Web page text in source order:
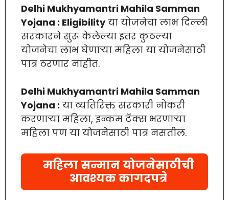
Delhi Mukhyamantri Mahila Samman
Yojana : Eligibilityया योजनेचा लाभ दिल्ली
सरकारने सुरू केलेल्या इतर कुठल्या
योजनेचा लाभ घेणाऱ्या महिला या योजनेसाठी
पात्र ठरणार नाहीत.
Delhi Mukhyamantri Mahila Samman
Yojana : या व्यतिरिक्त सरकारी नोकरी
करणाऱ्या महिला, इन्कम टॅक्स भरणाऱ्या
महिला पण या योजनेसाठी पात्र नसतील.
महिला सन्मान योजनेसाठीची
आवश्यक कागदपत्रे